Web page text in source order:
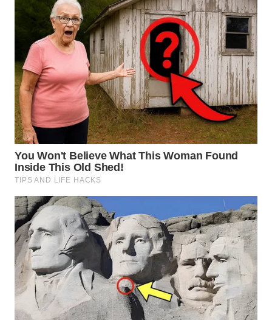
WN
DAIRI
WN
DANAU
TOBA
WN
NIAS
WN
LANGKAT
WN
TAPANULI
SELATAN
WN
TANJUNG
LESUNG
WN